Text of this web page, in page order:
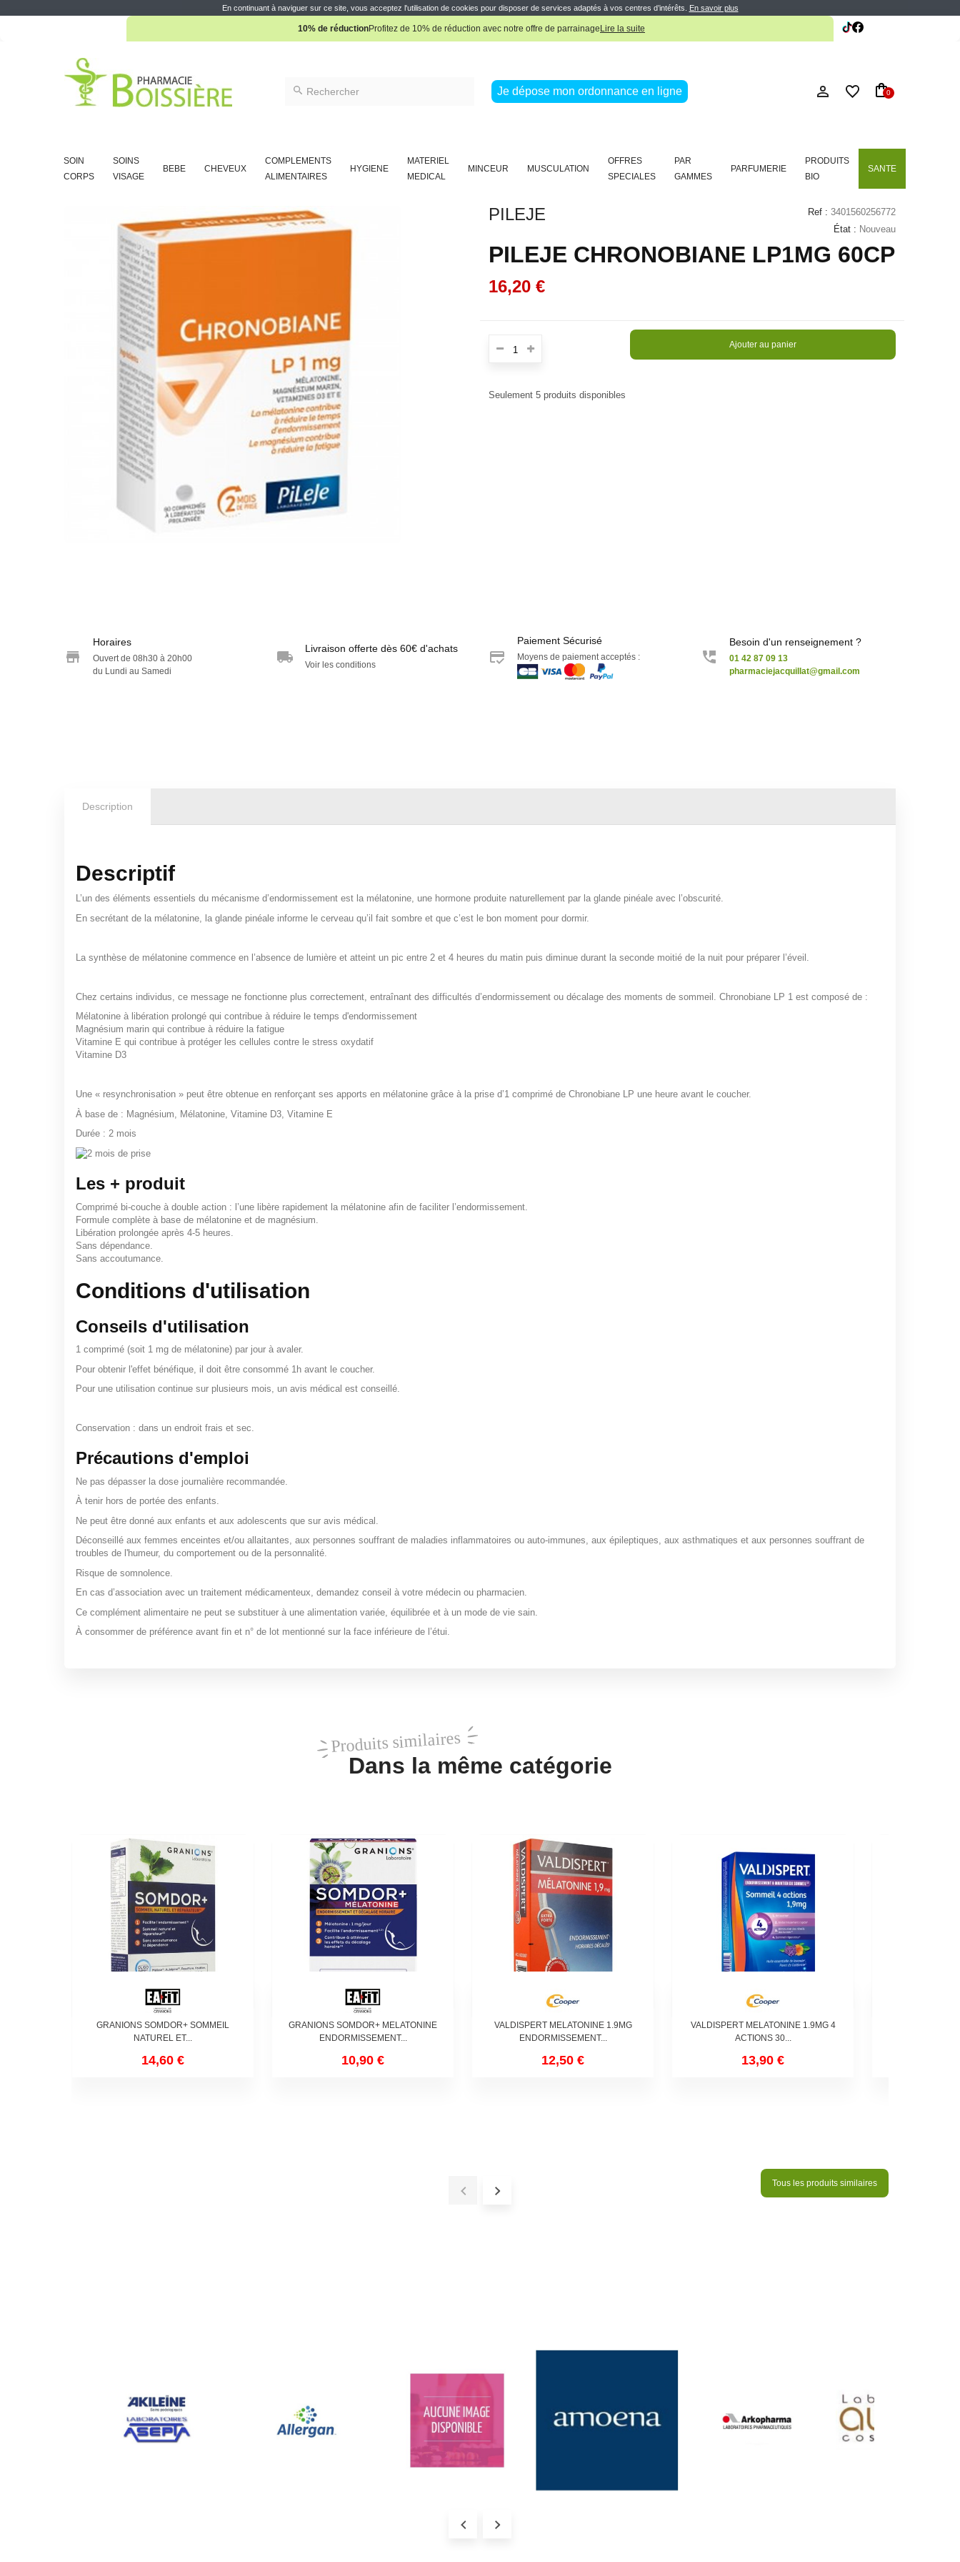
En continuant à naviguer sur ce site, vous acceptez l'utilisation de cookies pour disposer de services adaptés à vos centres d’intérêts. En savoir plus
10% de réduction Profitez de 10% de réduction avec notre offre de parrainage Lire la suite
Pharmacie Boissière Française
Pharmacie Boissière Française
Je dépose mon ordonnance en ligne 0
SOIN
CORPS
SOINS
VISAGE
BEBE CHEVEUX
COMPLEMENTS
ALIMENTAIRES
HYGIENE
MATERIEL
MEDICAL
MINCEUR MUSCULATION
OFFRES
SPECIALES
PAR
GAMMES
PARFUMERIE
PRODUITS
BIO
SANTE
PILEJE Ref : 3401560256772
État : Nouveau
PILEJE CHRONOBIANE LP1MG 60CP
16,20 €
Ajouter au panier
Seulement 5 produits disponibles
Horaires
Ouvert de 08h30 à 20h00
du Lundi au Samedi
Livraison offerte dès 60€ d'achats
Voir les conditions
Paiement Sécurisé
Moyens de paiement acceptés :
Besoin d'un renseignement ?
01 42 87 09 13
pharmaciejacquillat@gmail.com
Description
Descriptif
L’un des éléments essentiels du mécanisme d’endormissement est la mélatonine, une hormone produite naturellement par la glande pinéale avec l’obscurité.
En secrétant de la mélatonine, la glande pinéale informe le cerveau qu’il fait sombre et que c’est le bon moment pour dormir.
La synthèse de mélatonine commence en l’absence de lumière et atteint un pic entre 2 et 4 heures du matin puis diminue durant la seconde moitié de la nuit pour préparer l’éveil.
Chez certains individus, ce message ne fonctionne plus correctement, entraînant des difficultés d’endormissement ou décalage des moments de sommeil. Chronobiane LP 1 est composé de :
Mélatonine à libération prolongé qui contribue à réduire le temps d'endormissement
Magnésium marin qui contribue à réduire la fatigue
Vitamine E qui contribue à protéger les cellules contre le stress oxydatif
Vitamine D3
Une « resynchronisation » peut être obtenue en renforçant ses apports en mélatonine grâce à la prise d’1 comprimé de Chronobiane LP une heure avant le coucher.
À base de : Magnésium, Mélatonine, Vitamine D3, Vitamine E
Durée : 2 mois
Les + produit
Comprimé bi-couche à double action : l’une libère rapidement la mélatonine afin de faciliter l’endormissement.
Formule complète à base de mélatonine et de magnésium.
Libération prolongée après 4-5 heures.
Sans dépendance.
Sans accoutumance.
Conditions d'utilisation
Conseils d'utilisation
1 comprimé (soit 1 mg de mélatonine) par jour à avaler.
Pour obtenir l'effet bénéfique, il doit être consommé 1h avant le coucher.
Pour une utilisation continue sur plusieurs mois, un avis médical est conseillé.
Conservation : dans un endroit frais et sec.
Précautions d'emploi
Ne pas dépasser la dose journalière recommandée.
À tenir hors de portée des enfants.
Ne peut être donné aux enfants et aux adolescents que sur avis médical.
Déconseillé aux femmes enceintes et/ou allaitantes, aux personnes souffrant de maladies inflammatoires ou auto-immunes, aux épileptiques, aux asthmatiques et aux personnes souffrant de
troubles de l'humeur, du comportement ou de la personnalité.
Risque de somnolence.
En cas d’association avec un traitement médicamenteux, demandez conseil à votre médecin ou pharmacien.
Ce complément alimentaire ne peut se substituer à une alimentation variée, équilibrée et à un mode de vie sain.
À consommer de préférence avant fin et n° de lot mentionné sur la face inférieure de l’étui.
Produits similaires
Dans la même catégorie
GRANIONS SOMDOR+ SOMMEIL
NATUREL ET...
14,60 €
GRANIONS SOMDOR+ MELATONINE
ENDORMISSEMENT...
10,90 €
VALDISPERT MELATONINE 1.9MG
ENDORMISSEMENT...
12,50 €
VALDISPERT MELATONINE 1.9MG 4
ACTIONS 30...
13,90 €
Tous les produits similaires